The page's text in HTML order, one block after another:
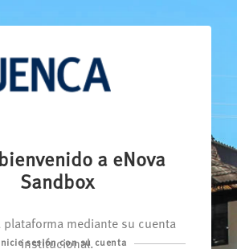
a eNova
Sandbox
cuenta
sesión con su cuenta